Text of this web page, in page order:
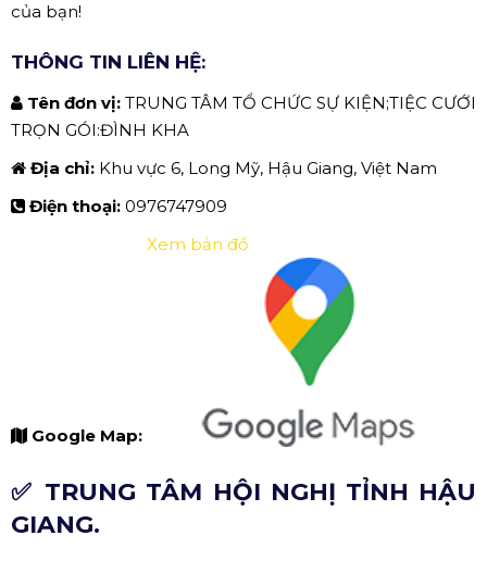
của bạn!
THÔNG TIN LIÊN HỆ:
Tên đơn vị: TRUNG TÂM TỔ CHỨC SỰ KIỆN;TIỆC CƯỚI
TRỌN GÓI:ĐÌNH KHA
Địa chỉ: Khu vực 6, Long Mỹ, Hậu Giang, Việt Nam
Điện thoại: 0976747909
Google Map:
Xem bản đồ
✅ TRUNG TÂM HỘI NGHỊ TỈNH HẬU
GIANG.